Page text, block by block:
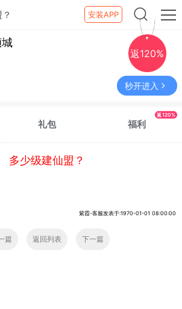
安装APP
返120%
秒开进入
礼包 福利
返120%
多少级建仙盟？
紫霞-客服发表于:1970-01-01 08:00:00
篇 返回列表 下一篇